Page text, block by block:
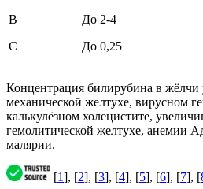
В
С
До 2-4
До 0,25
Концентрация билирубина в жёлчи
механической желтухе, вирусном
калькулёзном холецистите,
гемолитической желтухе, анемии
малярии.
[1], [2], [3], [4], [5], [6], [7], [